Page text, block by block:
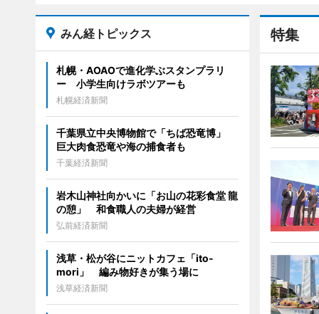
特集
みん経トピックス
札幌・AOAOで進化学ぶスタンプラリ
ー 小学生向けラボツアーも
札幌経済新聞
千葉県立中央博物館で「ちば恐竜博」
巨大肉食恐竜や海の捕食者も
千葉経済新聞
岩木山神社向かいに「お山の花彩食堂 龍
の憩」 和食職人の夫婦が経営
弘前経済新聞
浅草・松が谷にニットカフェ「ito-
mori」 編み物好きが集う場に
浅草経済新聞